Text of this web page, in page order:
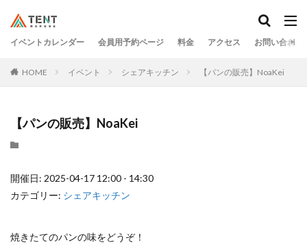
イベントカレンダー 会員用予約ページ 料金 アクセス お問い合わせ
HOME イベント シェアキッチン 【パンの販売】NoaKei
【パンの販売】NoaKei
開催日: 2025-04-17 12:00 - 14:30
カテゴリー: シェアキッチン
焼きたてのパンの味をどうぞ！